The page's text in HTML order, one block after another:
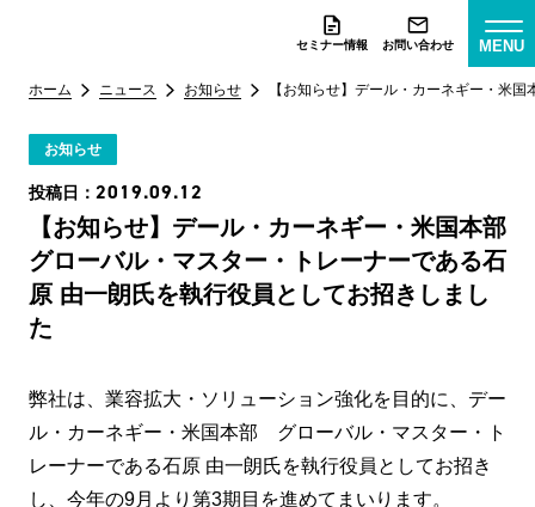
セミナー情報 お問い合わせ MENU
ホーム ニュース お知らせ 【お知らせ】デール・カーネギー・米
お知らせ
投稿日： 2019.09.12
【お知らせ】デール・カーネギー・米国本部
グローバル・マスター・トレーナーである石
原 由一朗氏を執行役員としてお招きしまし
た
弊社は、業容拡大・ソリューション強化を目的に、デー
ル・カーネギー・米国本部 グローバル・マスター・ト
レーナーである石原 由一朗氏を執行役員としてお招き
し、今年の9月より第3期目を進めてまいります。